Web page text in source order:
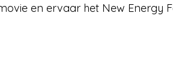
en ervaar het New Energy